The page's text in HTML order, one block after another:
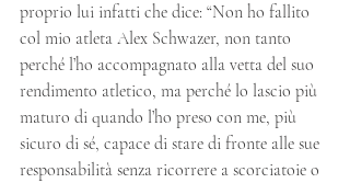
proprio lui infatti che dice: “Non ho fallito
col mio atleta Alex Schwazer, non tanto
perché l’ho accompagnato alla vetta del suo
rendimento atletico, ma perché lo lascio più
maturo di quando l’ho preso con me, più
sicuro di sé, capace di stare di fronte alle sue
responsabilità senza ricorrere a scorciatoie o